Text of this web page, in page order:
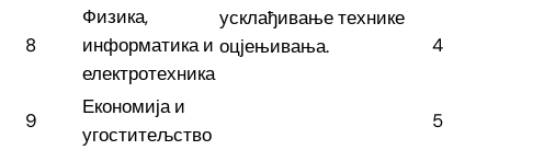
усклађивање технике
оцјењивања.
8
Физика,
информатика и
електротехника
4
9
Економија и
угоститељство
5